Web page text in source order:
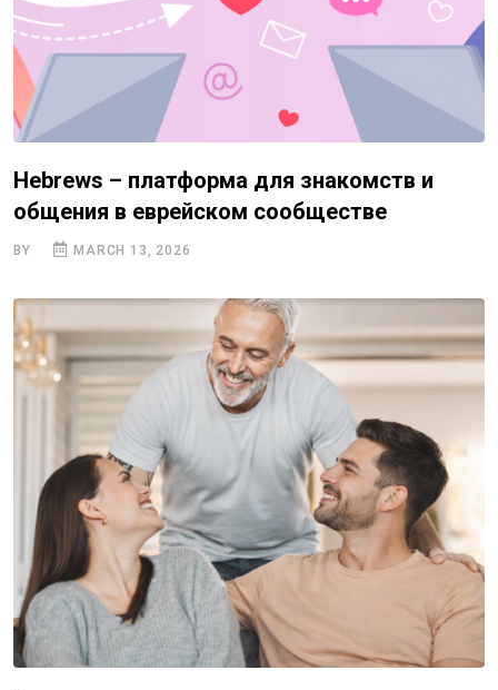
Hebrews – платформа для знакомств и
общения в еврейском сообществе
BY MARCH 13, 2026